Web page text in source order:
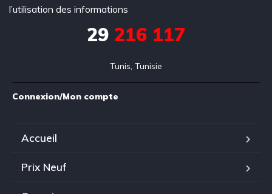
l’utilisation des informations
29 216 117
Tunis, Tunisie
Connexion/Mon compte
Accueil
Prix Neuf